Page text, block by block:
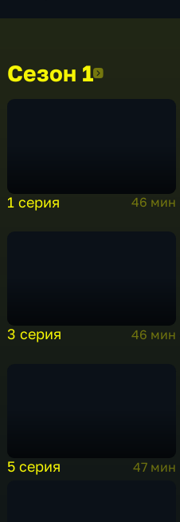
Сезон 1Сезон 1
1 серия 46 мин
3 серия 46 мин
5 серия 47 мин